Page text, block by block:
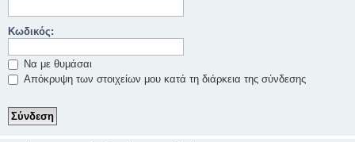
Κωδικός:
Να με θυμάσαι
Απόκρυψη των στοιχείων μου κατά τη διάρκεια της σύνδεσης